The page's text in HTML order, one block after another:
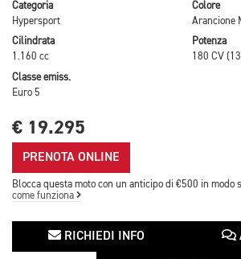
Categoria
Hypersport
Colore
Arancione
Cilindrata
1.160 cc
Potenza
180 CV
Classe emiss.
Euro 5
€ 19.295
PRENOTA ONLINE
Blocca questa moto con un anticipo di €500 in modo
come funziona
RICHIEDI INFO